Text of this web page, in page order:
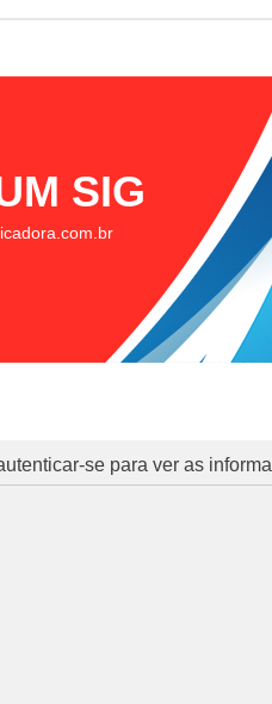
SIG
se para ver as